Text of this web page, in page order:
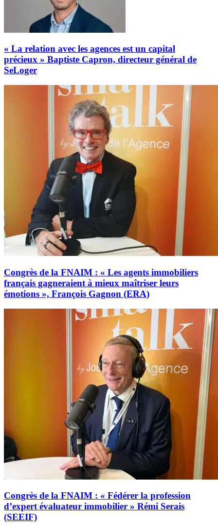
« La relation avec les agences est un capital
précieux » Baptiste Capron, directeur général de
SeLoger
Congrès de la FNAIM : « Les agents immobiliers
français gagneraient à mieux maîtriser leurs
émotions », François Gagnon (ERA)
Congrès de la FNAIM : « Fédérer la profession
d’expert évaluateur immobilier » Rémi Serais
(SEEIF)